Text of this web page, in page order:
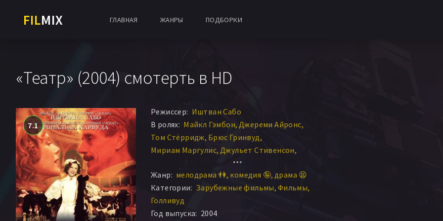
FILMIX ГЛАВНАЯ ЖАНРЫ ПОДБОРКИ
«Театр» (2004) смотерть в HD
7.1
Режиссер: Иштван Сабо
В ролях: Майкл Гэмбон Джереми Айронс
Том Стёрридж Брюс Гринвуд
Мириам Маргулис Джульет Стивенсон
Макс Айронс
Люси Панч Аннетт Бенинг Тереза Чёрчер
Ли Лосон Розмари Харрис Мори Чайкин
Майкл Калкин
Рита Ташингэм Терри Сакс
Жанр: мелодрама 👫 комедия 🤪 драма 😫
Категории: Зарубежные фильмы Фильмы
Голливуд
Год выпуска: 2004